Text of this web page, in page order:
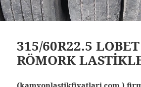
315/60R22.5
RÖMORK
(kamyonlastikfiyatlari.com )